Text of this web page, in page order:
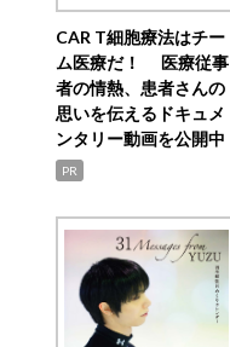
CAR T細胞療法はチー
ム医療だ！ 医療従事
者の情熱、患者さんの
思いを伝えるドキュメ
ンタリー動画を公開中
PR